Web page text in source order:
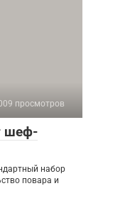
просмотров
шеф-
набор
повара и